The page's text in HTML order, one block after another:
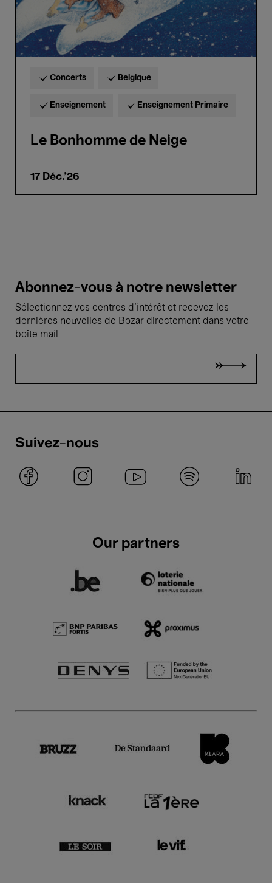
Concerts Belgique
Enseignement Enseignement Primaire
Le Bonhomme de Neige
17 Déc.'26
Abonnez-vous à notre newsletter
Sélectionnez vos centres d'intérêt et recevez les
dernières nouvelles de Bozar directement dans votre
boîte mail
Suivez-nous
Our partners